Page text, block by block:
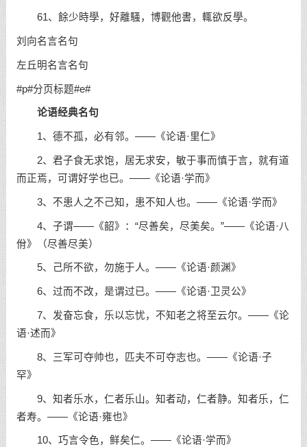
61、餘少時學，好離騷，博觀他書，輒欲反學。
刘向名言名句
左丘明名言名句
#p#分页标题#e#
论语经典名句
1、德不孤，必有邻。——《论语·里仁》
2、君子食无求饱，居无求安，敏于事而慎于言，就有道
而正焉，可谓好学也已。——《论语·学而》
3、不患人之不己知，患不知人也。——《论语·学而》
4、子谓——《韶》：“尽善矣，尽美矣。”——《论语·八
佾》（尽善尽美）
5、己所不欲，勿施于人。——《论语·颜渊》
6、过而不改，是谓过已。——《论语·卫灵公》
7、发奋忘食，乐以忘忧，不知老之将至云尔。——《论
语·述而》
8、三军可夺帅也，匹夫不可夺志也。——《论语·子
罕》
9、知者乐水，仁者乐山。知者动，仁者静。知者乐，仁
者寿。——《论语·雍也》
10、巧言令色，鲜矣仁。——《论语·学而》